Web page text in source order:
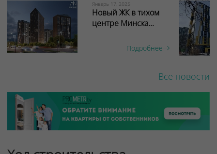
Январь 17, 2025
Новый ЖК в тихом
центре Минска...
Подробнее
Все новости